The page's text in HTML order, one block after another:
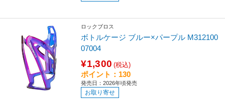
ロックブロス
ボトルケージ ブルー×パープル M312100
07004
¥1,300 (税込)
ポイント：130
発売日：2026年頃発売
お取り寄せ